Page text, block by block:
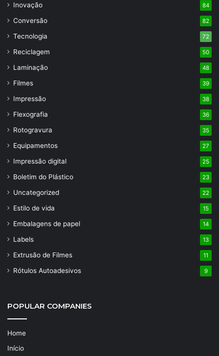
Inovação 84
Conversão 82
Tecnologia 72
Reciclagem 50
Laminação 48
Filmes 39
Impressão 38
Flexografia 36
Rotogravura 35
Equipamentos 27
Impressão digital 25
Boletim do Plástico 23
Uncategorized 22
Estilo de vida 15
Embalagens de papel 14
Labels 13
Extrusão de Filmes 11
Rótulos Autoadesivos 9
POPULAR COMPANIES
Home
Início